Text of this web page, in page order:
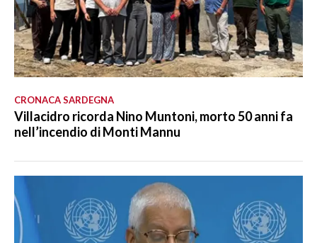
CRONACA SARDEGNA
Villacidro ricorda Nino Muntoni, morto 50 anni fa
nell’incendio di Monti Mannu